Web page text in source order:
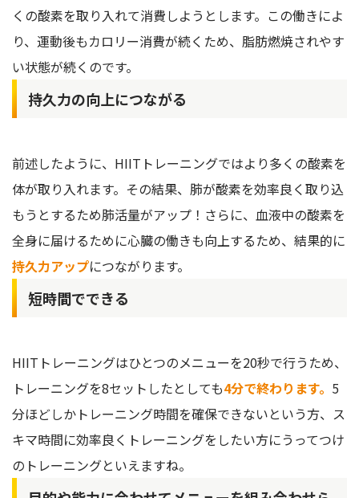
くの酸素を取り入れて消費しようとします。この働きによ
り、運動後もカロリー消費が続くため、脂肪燃焼されやす
い状態が続くのです。
持久力の向上につながる
前述したように、HIITトレーニングではより多くの酸素を
体が取り入れます。その結果、肺が酸素を効率良く取り込
もうとするため肺活量がアップ！さらに、血液中の酸素を
全身に届けるために心臓の働きも向上するため、結果的に
持久力アップにつながります。
短時間でできる
HIITトレーニングはひとつのメニューを20秒で行うため、
トレーニングを8セットしたとしても4分で終わります。 5
分ほどしかトレーニング時間を確保できないという方、ス
キマ時間に効率良くトレーニングをしたい方にうってつけ
のトレーニングといえますね。